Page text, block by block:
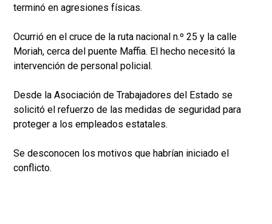
terminó en agresiones físicas.
Ocurrió en el cruce de la ruta nacional n.º 25 y la calle
Moriah, cerca del puente Maffia. El hecho necesitó la
intervención de personal policial.
Desde la Asociación de Trabajadores del Estado se
solicitó el refuerzo de las medidas de seguridad para
proteger a los empleados estatales.
Se desconocen los motivos que habrían iniciado el
conflicto.